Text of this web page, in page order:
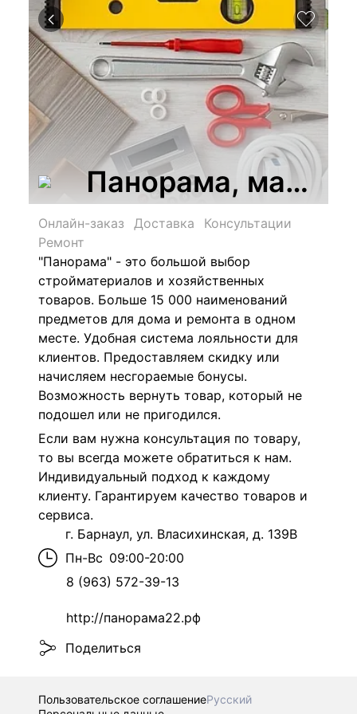
Панорама,
Онлайн-заказ Доставка
Консультации
Ремонт
"Панорама" - это большой выбор
стройматериалов и хозяйственных
товаров. Больше 15 000 наименований
предметов для дома и ремонта в одном
месте. Удобная система лояльности для
клиентов. Предоставляем скидку или
начисляем несгораемые бонусы.
Возможность вернуть товар, который не
подошел или не пригодился.
Если вам нужна консультация по товару,
то вы всегда можете обратиться к нам.
Индивидуальный подход к каждому
клиенту. Гарантируем качество товаров и
сервиса.
г. Барнаул, ул. Власихинская, д. 139В
Пн-Вс 09:00-20:00
8 (963) 572-39-13
http://панорама22.рф
Поделиться
Пользовательское соглашениеРусский